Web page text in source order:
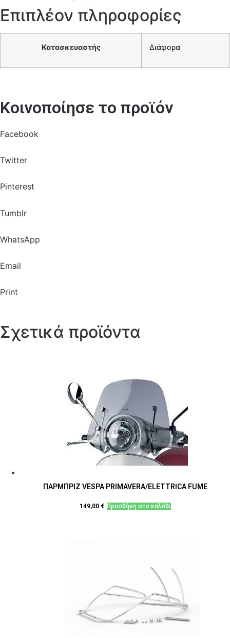
Επιπλέον πληροφορίες
Κατασκευαστής Διάφορα
Κοινοποίησε το προϊόν
Facebook
Twitter
Pinterest
Tumblr
WhatsApp
Email
Print
Σχετικά προϊόντα
ΠΑΡΜΠΡΙΖ VESPA PRIMAVERA/ELETTRICA FUME
149,00 € Προσθήκη στο καλάθι